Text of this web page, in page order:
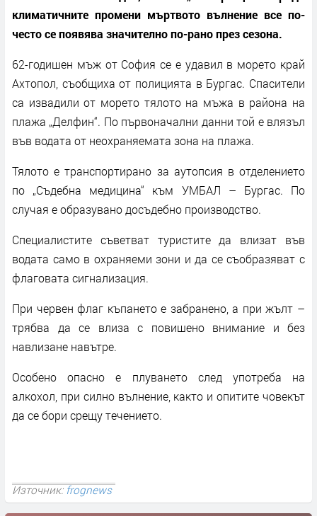
климатичните промени мъртвото вълнение все по-
често се появява значително по-рано през сезона.
62-годишен мъж от София се е удавил в морето край
Ахтопол, съобщиха от полицията в Бургас. Спасители
са извадили от морето тялото на мъжа в района на
плажа „Делфин“. По първоначални данни той е влязъл
във водата от неохраняемата зона на плажа.
Тялото е транспортирано за аутопсия в отделението
по „Съдебна медицина“ към УМБАЛ – Бургас. По
случая е образувано досъдебно производство.
Специалистите съветват туристите да влизат във
водата само в охраняеми зони и да се съобразяват с
флаговата сигнализация.
При червен флаг къпането е забранено, а при жълт –
трябва да се влиза с повишено внимание и без
навлизане навътре.
Особено опасно е плуването след употреба на
алкохол, при силно вълнение, както и опитите човекът
да се бори срещу течението.
Източник:frognews